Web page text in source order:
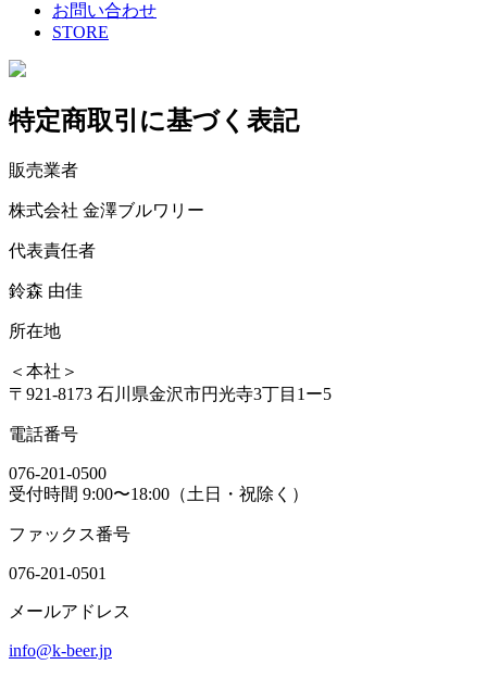
お問い合わせ
STORE
特定商取引に基づく表記
販売業者
株式会社 金澤ブルワリー
代表責任者
鈴森 由佳
所在地
＜本社＞
〒921-8173 石川県金沢市円光寺3丁目1ー5
電話番号
076-201-0500
受付時間 9:00〜18:00（土日・祝除く）
ファックス番号
076-201-0501
メールアドレス
info@k-beer.jp